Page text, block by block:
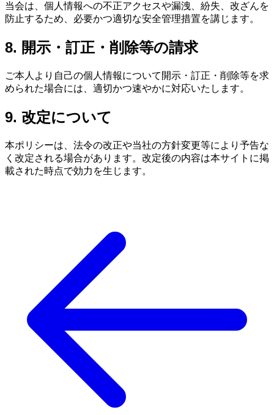
当会は、個人情報への不正アクセスや漏洩、紛失、改ざんを
防止するため、必要かつ適切な安全管理措置を講じます。
8. 開示・訂正・削除等の請求
ご本人より自己の個人情報について開示・訂正・削除等を求
められた場合には、適切かつ速やかに対応いたします。
9. 改定について
本ポリシーは、法令の改正や当社の方針変更等により予告な
く改定される場合があります。改定後の内容は本サイトに掲
載された時点で効力を生じます。